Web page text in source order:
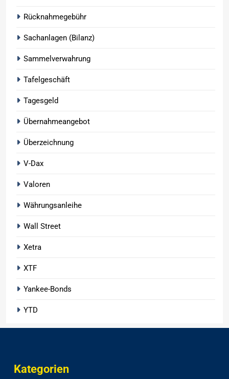
Rücknahmegebühr
Sachanlagen (Bilanz)
Sammelverwahrung
Tafelgeschäft
Tagesgeld
Übernahmeangebot
Überzeichnung
V-Dax
Valoren
Währungsanleihe
Wall Street
Xetra
XTF
Yankee-Bonds
YTD
Kategorien